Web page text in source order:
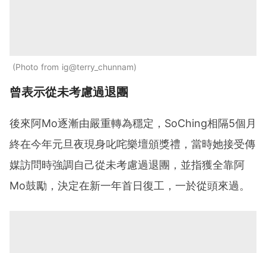
Photo from ig@terry_chunnam
曾表示從未考慮過退團
後來阿Mo逐漸由嚴重轉為穩定，SoChing相隔5個月
終在今年元旦夜現身叱咤樂壇頒獎禮，當時她接受傳
媒訪問時強調自己從未考慮過退團，並指獲全靠阿
Mo鼓勵，決定在新一年首日復工，一於從頭來過。